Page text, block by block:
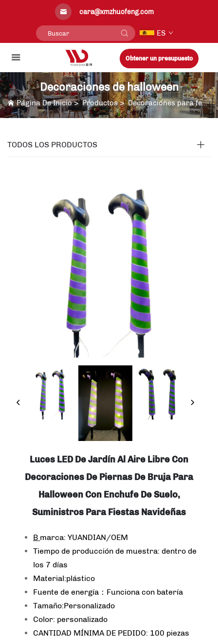
cara@xmzhuofeng.com
ES
Obtener un presupuesto
Decoraciones de halloween
Página De Inicio>Productos>Decoraciones para festividades
TODOS LOS PRODUCTOS
Luces LED De Jardín Al Aire Libre Con
Decoraciones De Piernas De Bruja Para
Halloween Con Enchufe De Suelo,
Suministros Para Fiestas Navideñas
B marca: YUANDIAN/OEM
Tiempo de producción de muestra: dentro de
los 7 días
Material:plástico
Fuente de energía：Funciona con batería
Tamaño:Personalizado
Color: personalizado
CANTIDAD MÍNIMA DE PEDIDO: 100 piezas